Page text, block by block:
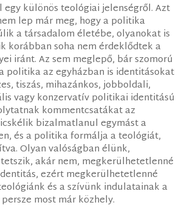
egy különös teológiai jelenségről. Azt
lep már meg, hogy a politika
a társadalom életébe, olyanokat is
korábban soha nem érdeklődtek a
iránt. Az sem meglepő, bár szomorú
politika az egyházban is identitásokat
tiszás, mihazánkos, jobboldali,
vagy konzervatív politikai identitású
kommentcsatákat az
bizalmatlanul egymást a
és a politika formálja a teológiát,
Olyan valóságban élünk,
akár nem, megkerülhetetlenné
ezért megkerülhetetlenné
és a szívünk indulatainak a
most már közhely.